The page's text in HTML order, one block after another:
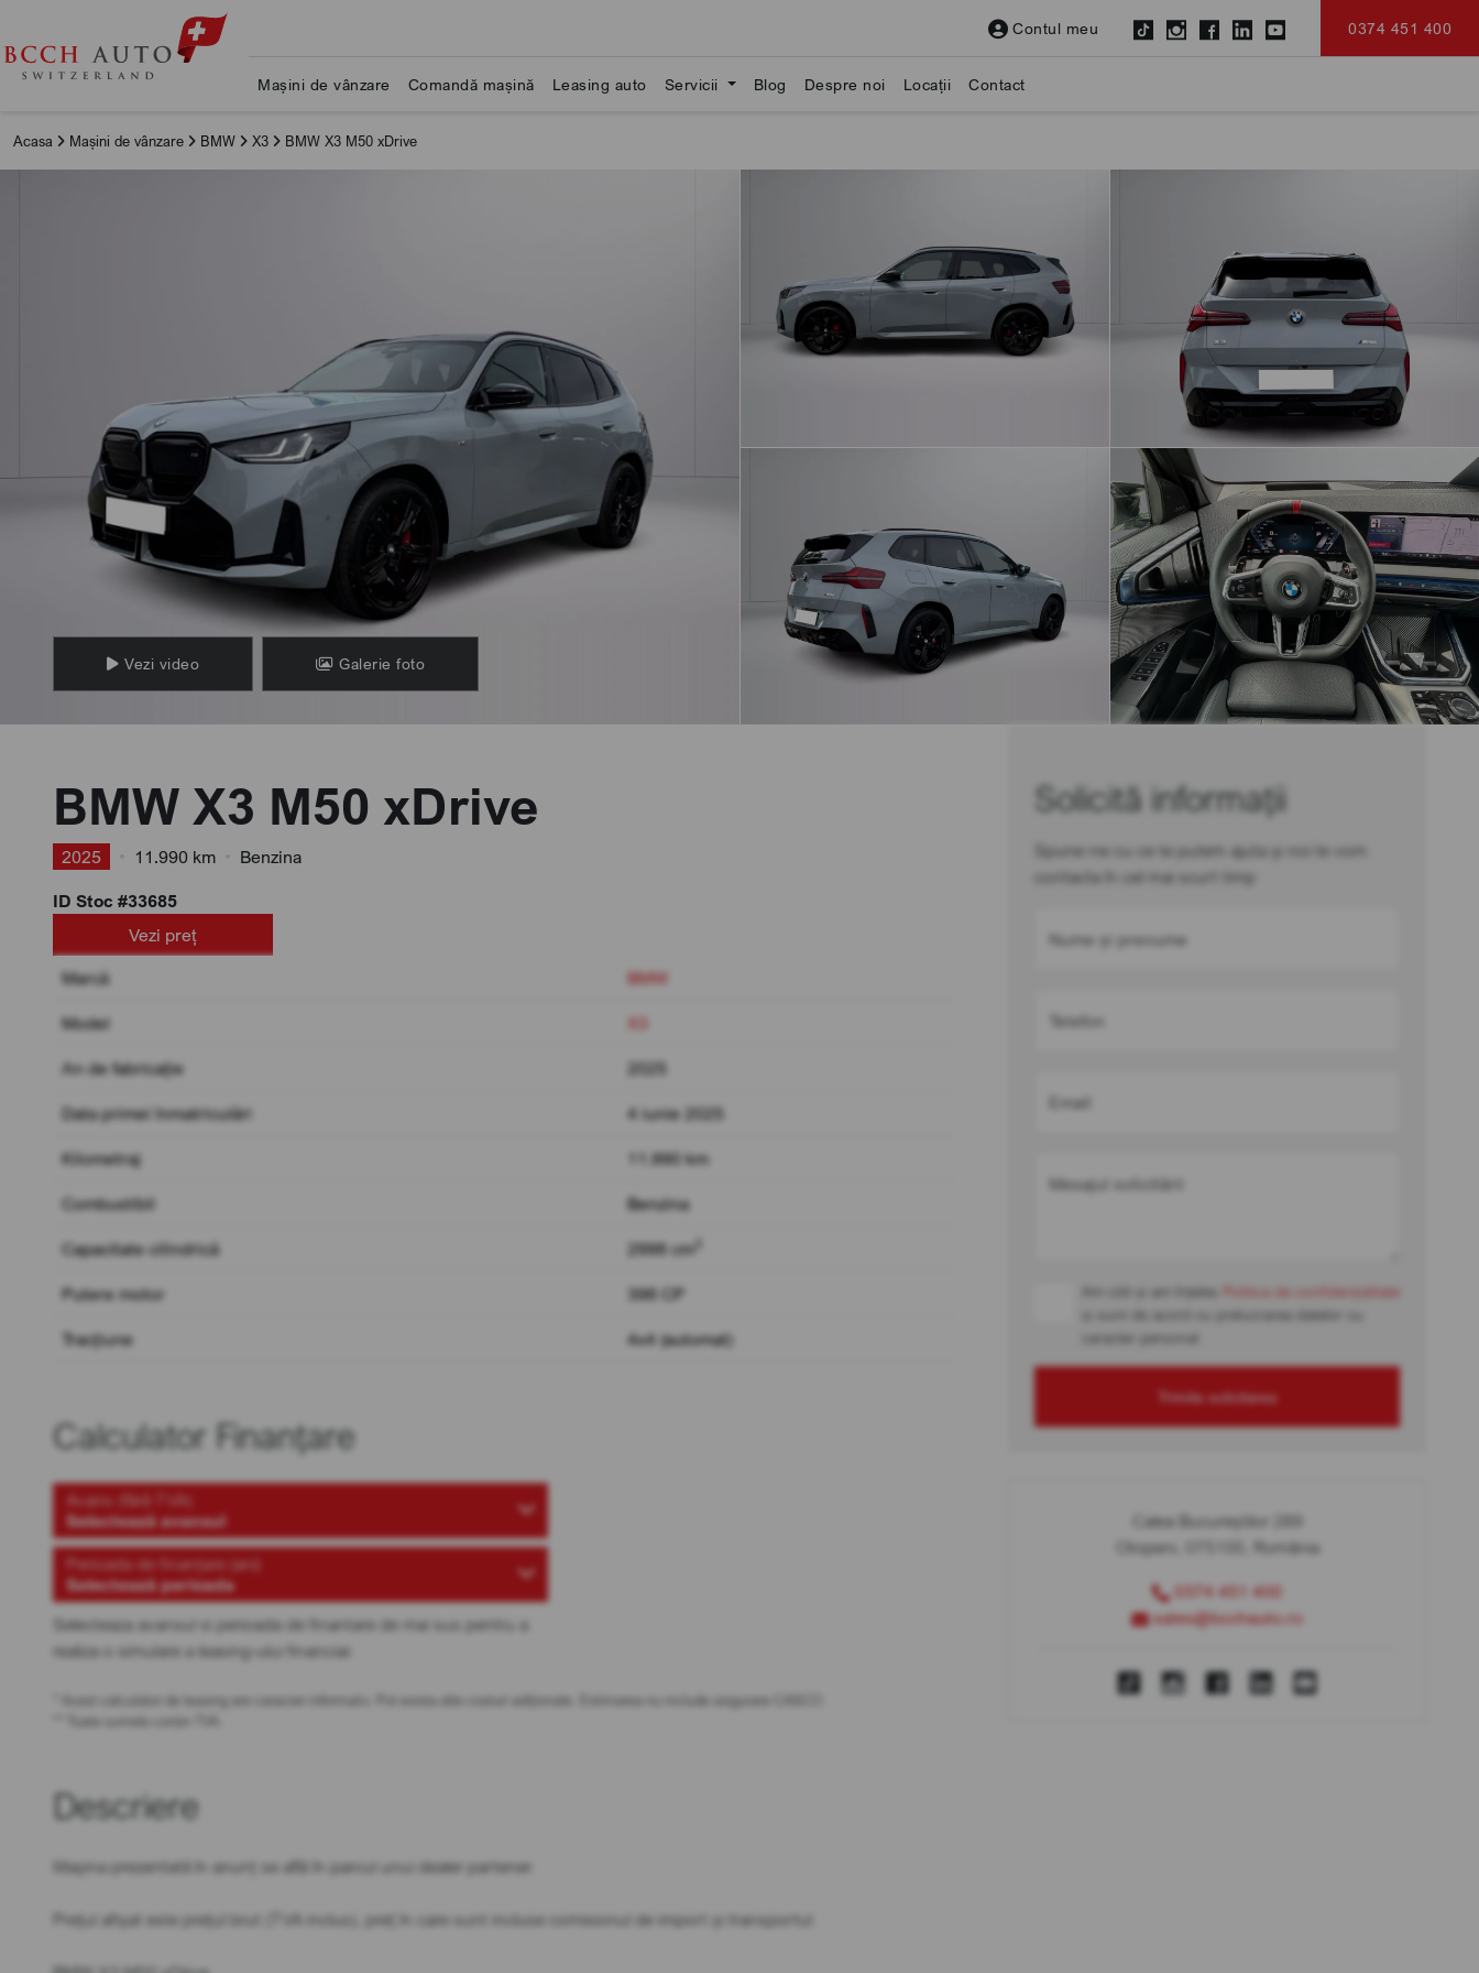
Contul meu 0374 451 400
Mașini de vânzare Comandă mașină Leasing auto Servicii Blog Despre noi Locații Contact
Acasa Mașini de vânzare BMW X3 BMW X3 M50 xDrive
Vezi video Galerie foto
BMW X3 M50 xDrive
2025 11.990 km
Benzina
ID Stoc #33685
Vezi preț
Marcă
BMW
Model X3
An de fabricație 2025
Data primei înmatriculări 4 iunie 2025
Kilometraj 11.990 km
Combustibil Benzina
Capacitate cilindrică 2998 cm
Putere motor 398 CP
Tracțiune 4x4 (automat)
Calculator Finanțare
Avans (fără TVA)
Selectează avansul
Perioada de finanțare (ani)
Selectează perioada
Selecteaza avansul si perioada de finantare de mai sus pentru a
realiza o simulare a leasing-ului financiar.
* Acest calculator de leasing are caracter informativ. Pot exista alte costuri adiționale. Estimarea nu include asigurare CASCO.
** Toate sumele conțin TVA.
Descriere
Mașina prezentată în anunț se află în parcul unui dealer partener.
Prețul afișat este prețul brut (TVA inclus), preț în care sunt incluse comisionul de import și transportul.
Solicită informații
Spune-ne cu ce te putem ajuta și noi te vom
contacta în cel mai scurt timp
Nume și prenume
Telefon
Email
Mesajul solicitării
Am citit și am înțeles
Politica de confidențialitate
și sunt de acord cu prelucrarea datelor cu
caracter personal
Trimite solicitarea
Calea Bucureștilor 289
Otopeni, 075100, România
0374 451 400
sales@bcchauto.ro